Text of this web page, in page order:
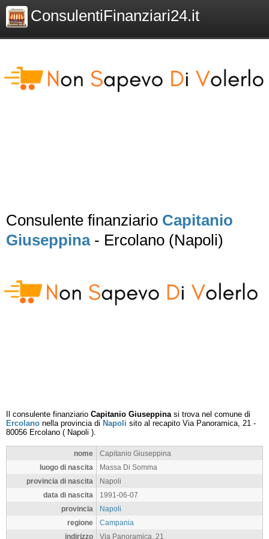
ConsulentiFinanziari24.it
Consulente finanziario Capitanio
Giuseppina- Ercolano (Napoli)
Il consulente finanziario Capitanio Giuseppinasi trova nel comune di
Ercolano nella provincia di Napoli sito al recapito Via Panoramica, 21 -
80056 Ercolano ( Napoli ).
nome
Capitanio Giuseppina
luogo di nascita
Massa Di Somma
provincia di nascita
Napoli
data di nascita
1991-06-07
provincia
Napoli
regione
Campania
indirizzo
Via Panoramica, 21